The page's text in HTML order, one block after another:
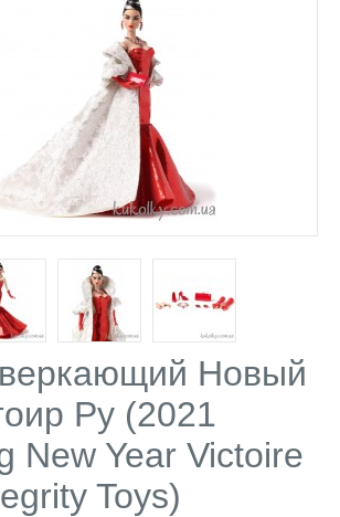
Новый
Ру (2021
New Year Victoire
Toys)